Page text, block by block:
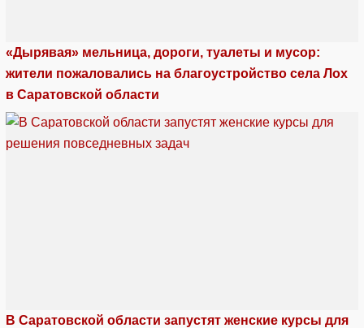
«Дырявая» мельница, дороги, туалеты и мусор:
жители пожаловались на благоустройство села Лох
в Саратовской области
В Саратовской области запустят женские курсы для